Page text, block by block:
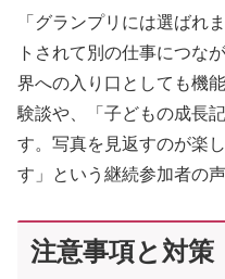
「グランプリには選ばれ
トされて別の仕事につな
界への入り口としても機
験談や、「子どもの成長
す。写真を見返すのが楽
す」という継続参加者の
注意事項と対策